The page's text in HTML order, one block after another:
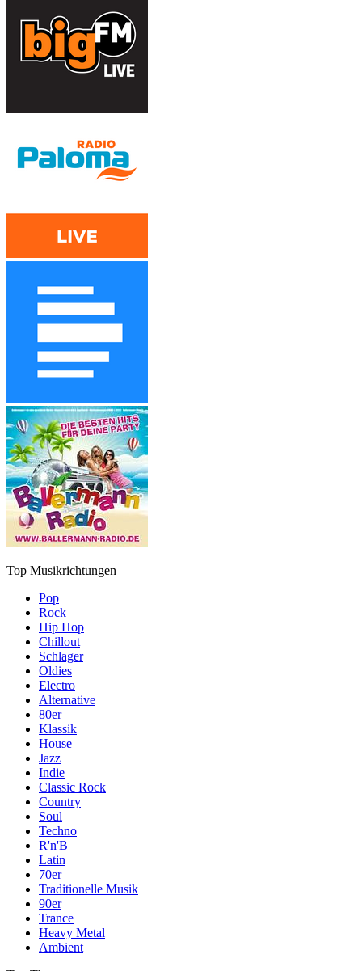
Top Musikrichtungen
Pop
Rock
Hip Hop
Chillout
Schlager
Oldies
Electro
Alternative
80er
Klassik
House
Jazz
Indie
Classic Rock
Country
Soul
Techno
R'n'B
Latin
70er
Traditionelle Musik
90er
Trance
Heavy Metal
Ambient